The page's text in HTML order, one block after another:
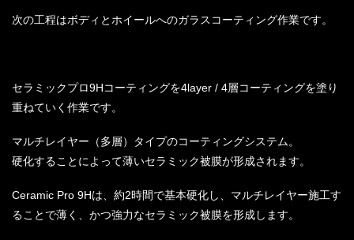
次の工程はボディとホイールへのガラスコーティング作業です。
セラミックプロ9Hコーティングを4layer / 4層コーティングを塗り
重ねていく作業です。
マルチレイヤー（多層）タイプのコーティングシステム。
硬化することによって薄いセラミック被膜が形成されます。
Ceramic Pro 9Hは、約2時間で基本硬化し、マルチレイヤー施工す
ることで薄く、かつ強力なセラミック被膜を形成します。